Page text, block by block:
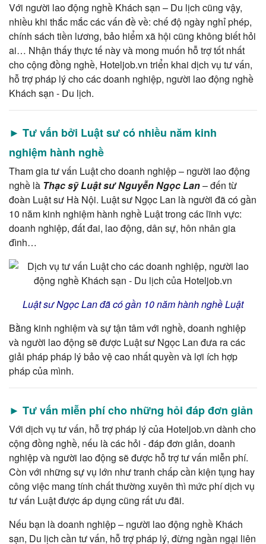
Với người lao động nghề Khách sạn – Du lịch cũng vậy,
nhiều khi thắc mắc các vấn đề về: chế độ ngày nghỉ phép,
chính sách tiền lương, bảo hiểm xã hội cũng không biết hỏi
ai… Nhận thấy thực tế này và mong muốn hỗ trợ tốt nhất
cho cộng đồng nghề, Hoteljob.vn triển khai dịch vụ tư vấn,
hỗ trợ pháp lý cho các doanh nghiệp, người lao động nghề
Khách sạn - Du lịch.
► Tư vấn bởi Luật sư có nhiều năm kinh
nghiệm hành nghề
Tham gia tư vấn Luật cho doanh nghiệp – người lao động
nghề là Thạc sỹ Luật sư Nguyễn Ngọc Lan– đến từ
đoàn Luật sư Hà Nội. Luật sư Ngọc Lan là người đã có gần
10 năm kinh nghiệm hành nghề Luật trong các lĩnh vực:
doanh nghiệp, đất đai, lao động, dân sự, hôn nhân gia
đình…
Luật sư Ngọc Lan đã có gần 10 năm hành nghề Luật
Bằng kinh nghiệm và sự tận tâm với nghề, doanh nghiệp
và người lao động sẽ được Luật sư Ngọc Lan đưa ra các
giải pháp pháp lý bảo vệ cao nhất quyền và lợi ích hợp
pháp của mình.
► Tư vấn miễn phí cho những hỏi đáp đơn giản
Với dịch vụ tư vấn, hỗ trợ pháp lý của Hoteljob.vn dành cho
cộng đồng nghề, nếu là các hỏi - đáp đơn giản, doanh
nghiệp và người lao động sẽ được hỗ trợ tư vấn miễn phí.
Còn với những sự vụ lớn như tranh chấp cần kiện tụng hay
công việc mang tính chất thường xuyên thì mức phí dịch vụ
tư vấn Luật được áp dụng cũng rất ưu đãi.
Nếu bạn là doanh nghiệp – người lao động nghề Khách
sạn, Du lịch cần tư vấn, hỗ trợ pháp lý, đừng ngần ngại liên